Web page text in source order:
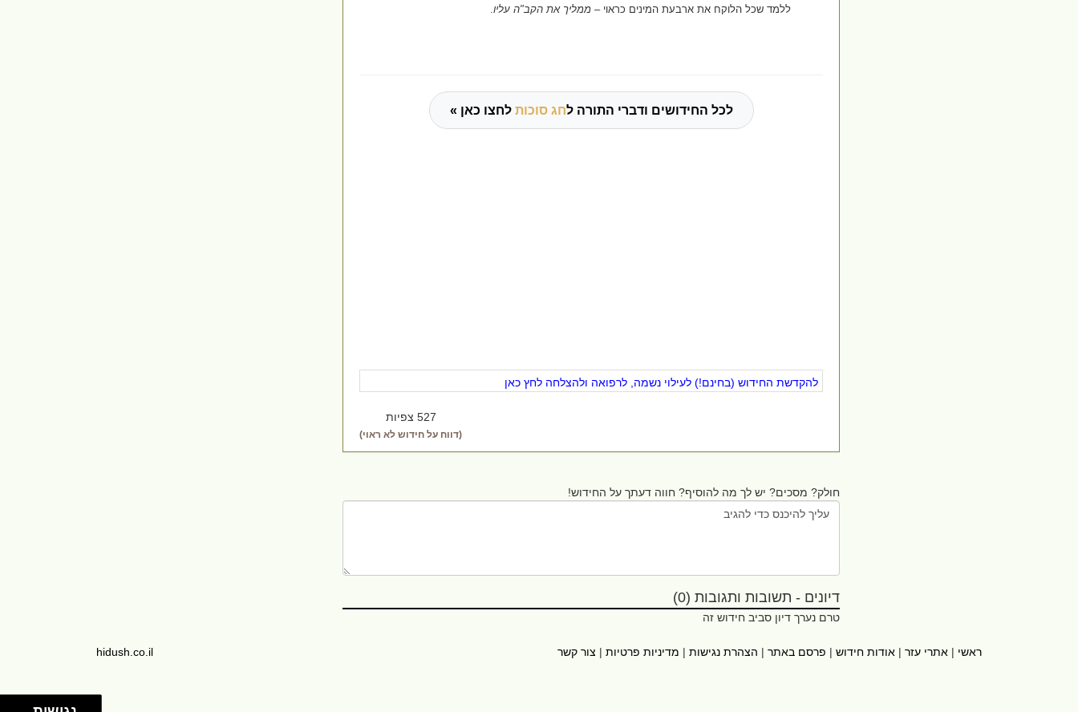
ללמד שכל הלוקח את ארבעת המינים כראוי – ממליך את הקב"ה עליו
לכל החידושים ודברי התורה לחג סוכות לחצו כאן »
להקדשת החידוש (בחינם!) לעילוי נשמה, לרפואה ולהצלחה לחץ כאן
527 צפיות
(דווח על חידוש לא ראוי)
חולק? מסכים? יש לך מה להוסיף? חווה דעתך על החידוש!
דיונים - תשובות ותגובות (0)
טרם נערך דיון סביב חידוש זה
ראשי | אתרי עזר | אודות חידוש | פרסם באתר | הצהרת נגישות | מדיניות פרטיות | צור קשר hidush.co.il